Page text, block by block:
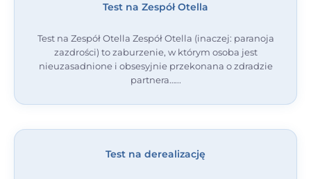
Test na Zespół Otella
Test na Zespół Otella Zespół Otella (inaczej: paranoja
zazdrości) to zaburzenie, w którym osoba jest
nieuzasadnione i obsesyjnie przekonana o zdradzie
partnera…
Test na derealizację